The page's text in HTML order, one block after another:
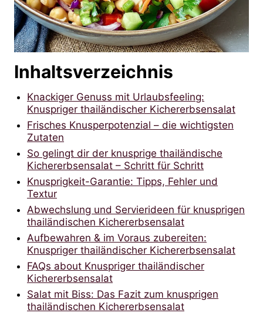
Inhaltsverzeichnis
Knackiger Genuss mit Urlaubsfeeling:
Knuspriger thailändischer Kichererbsensalat
Frisches Knusperpotenzial – die wichtigsten
Zutaten
So gelingt dir der knusprige thailändische
Kichererbsensalat – Schritt für Schritt
Knusprigkeit-Garantie: Tipps, Fehler und
Textur
Abwechslung und Servierideen für knusprigen
thailändischen Kichererbsensalat
Aufbewahren & im Voraus zubereiten:
Knuspriger thailändischer Kichererbsensalat
FAQs about Knuspriger thailändischer
Kichererbsensalat
Salat mit Biss: Das Fazit zum knusprigen
thailändischen Kichererbsensalat